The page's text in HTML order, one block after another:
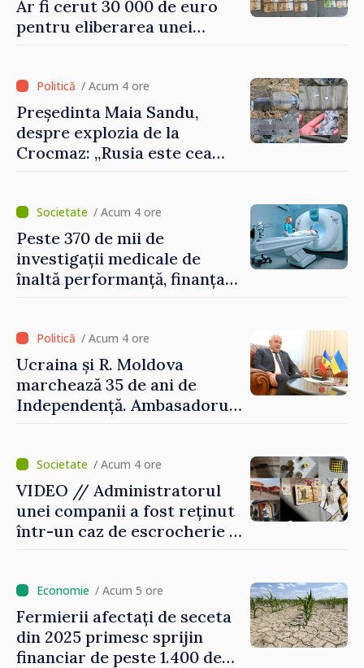
Ar fi cerut 30 000 de euro
pentru eliberarea unei
/ Acum 4 ore
Președinta Maia Sandu,
despre explozia de la
Crocmaz: „Rusia este cea
poartă întreaga vină pentru
pericolul adus la casele
oamenilor noștri”
/ Acum 4 ore
Peste 370 de mii de
investigații medicale de
înaltă performanță, finanțate
/ Acum 4 ore
Ucraina și R. Moldova
marchează 35 de ani de
Independență. Ambasadorul
suntem rezistenți și știm să
ne punctăm prioritățile
pentru viitor”
/ Acum 4 ore
VIDEO // Administratorul
unei companii a fost reținut
într-un caz de escrocherie și
domeniul agricol
/ Acum 5 ore
Fermierii afectați de seceta
din 2025 primesc sprijin
financiar de peste 1.400 de